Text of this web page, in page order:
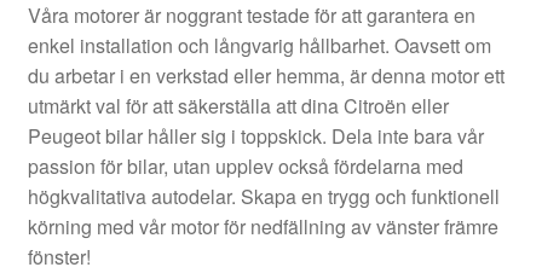
Världsomspännande frakt
Villkor
Våra motorer är noggrant testade för att garantera en
enkel installation och långvarig hållbarhet. Oavsett om
du arbetar i en verkstad eller hemma, är denna motor ett
utmärkt val för att säkerställa att dina Citroën eller
Peugeot bilar håller sig i toppskick. Dela inte bara vår
passion för bilar, utan upplev också fördelarna med
högkvalitativa autodelar. Skapa en trygg och funktionell
körning med vår motor för nedfällning av vänster främre
fönster!